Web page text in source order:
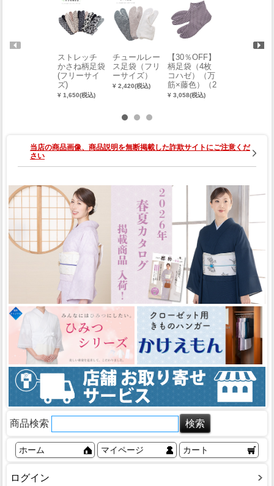
ストレッチ
かさね柄足袋
(フリーサイ
ズ)
¥ 1,650(税込)
チュールレー
ス足袋（フリ
ーサイズ）
¥ 2,420(税込)
【30％OFF】
柄足袋（4枚
コハゼ）（万
筋×藤色）（2
2.5cm～23.5
¥ 3,058(税込)
当店の商品画像、商品説明を無断掲載した詐欺サイトにご注意くだ
さい
商品検索
ホーム マイページ カート
ログイン